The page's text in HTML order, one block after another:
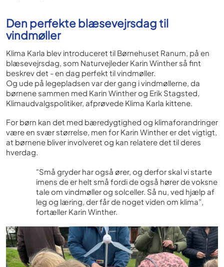
Den perfekte blæsevejrsdag til
vindmøller
Klima Karla blev introduceret til Børnehuset Ranum, på en
blæsevejrsdag, som Naturvejleder Karin Winther så fint
beskrev det - en dag perfekt til vindmøller.
Og ude på legepladsen var der gang i vindmøllerne, da
børnene sammen med Karin Winther og Erik Stagsted,
Klimaudvalgspolitiker, afprøvede Klima Karla kittene.
For børn kan det med bæredygtighed og klimaforandringer
være en svær størrelse, men for Karin Winther er det vigtigt,
at børnene bliver involveret og kan relatere det til deres
hverdag.
"Små gryder har også ører, og derfor skal vi starte
imens de er helt små fordi de også hører de voksne
tale om vindmøller og solceller. Så nu, ved hjælp af
leg og læring, der får de noget viden om klima”,
fortæller Karin Winther.